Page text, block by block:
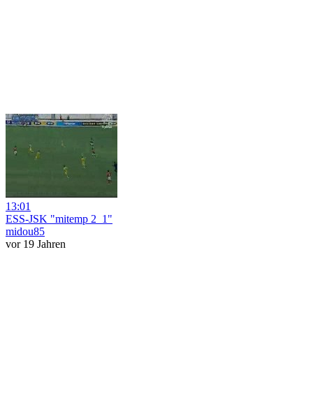
13:01
ESS-JSK "mitemp 2_1"
midou85
vor 19 Jahren